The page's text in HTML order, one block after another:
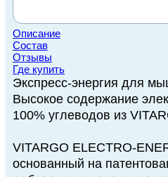
Описание
Состав
Отзывы
Где купить
Экспресс-энергия для
Высокое содержание
100% углеводов из
VITARGO ELECTRO-
основанный на